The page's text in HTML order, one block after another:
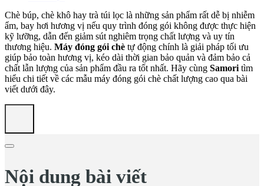
Chè búp, chè khô hay trà túi lọc là những sản phẩm rất dễ bị nhiễm
ẩm, bay hơi hương vị nếu quy trình đóng gói không được thực hiện
kỹ lưỡng, dẫn đến giảm sút nghiêm trọng chất lượng và uy tín
thương hiệu. Máy đóng gói chè tự động chính là giải pháp tối ưu
giúp bảo toàn hương vị, kéo dài thời gian bảo quản và đảm bảo cả
chất lẫn lượng của sản phẩm đầu ra tốt nhất. Hãy cùng Samori tìm
hiểu chi tiết về các mẫu máy đóng gói chè chất lượng cao qua bài
viết dưới đây.
Nội dung bài viết